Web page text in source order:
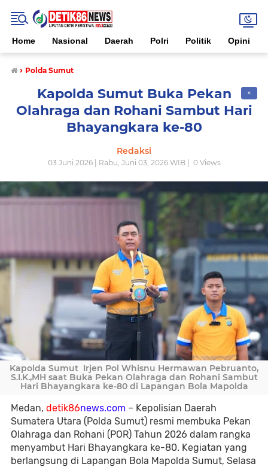
Home Nasional Daerah Polri Politik Opini
› Polda Sumut
✕
Kapolda Sumut Buka Pekan
Olahraga dan Rohani Sambut Hari
Bhayangkara ke-80
Redaksi
03 Juni 2026 | Rabu, Juni 03, 2026 WIB | 0Views
Kapolda Sumut Irjen Pol Whisnu Hermawan Pebruanto,
S.I.K.,MH saat Buka Pekan Olahraga dan Rohani Sambut
Hari Bhayangkara ke-80 di Lapangan Bola Mapolda
Medan, detik86news.com – Kepolisian Daerah
Sumatera Utara (Polda Sumut) resmi membuka Pekan
Olahraga dan Rohani (POR) Tahun 2026 dalam rangka
menyambut Hari Bhayangkara ke-80. Kegiatan yang
berlangsung di Lapangan Bola Mapolda Sumut, Selasa